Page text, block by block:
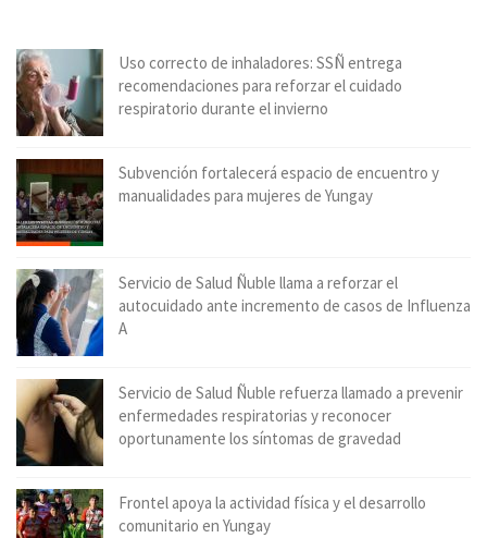
Uso correcto de inhaladores: SSÑ entrega
recomendaciones para reforzar el cuidado
respiratorio durante el invierno
Subvención fortalecerá espacio de encuentro y
manualidades para mujeres de Yungay
Servicio de Salud Ñuble llama a reforzar el
autocuidado ante incremento de casos de Influenza
A
Servicio de Salud Ñuble refuerza llamado a prevenir
enfermedades respiratorias y reconocer
oportunamente los síntomas de gravedad
Frontel apoya la actividad física y el desarrollo
comunitario en Yungay